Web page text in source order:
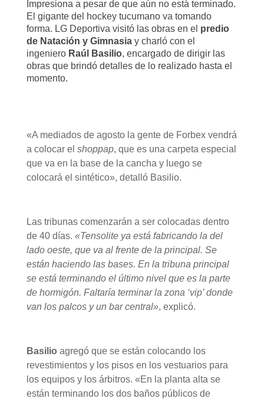
Impresiona a pesar de que aún no está terminado.
El gigante del hockey tucumano va tomando
forma. LG Deportiva visitó las obras en el predio
de Natación y Gimnasiay charló con el
ingeniero Raúl Basilio, encargado de dirigir las
obras que brindó detalles de lo realizado hasta el
momento.
«A mediados de agosto la gente de Forbex vendrá
a colocar el shoppap, que es una carpeta especial
que va en la base de la cancha y luego se
colocará el sintético», detalló Basilio.
Las tribunas comenzarán a ser colocadas dentro
de 40 días. «Tensolite ya está fabricando la del
lado oeste, que va al frente de la principal. Se
están haciendo las bases. En la tribuna principal
se está terminando el último nivel que es la parte
de hormigón. Faltaría terminar la zona ‘vip’ donde
van los palcos y un bar central», explicó.
Basilio agregó que se están colocando los
revestimientos y los pisos en los vestuarios para
los equipos y los árbitros. «En la planta alta se
están terminando los dos baños públicos de